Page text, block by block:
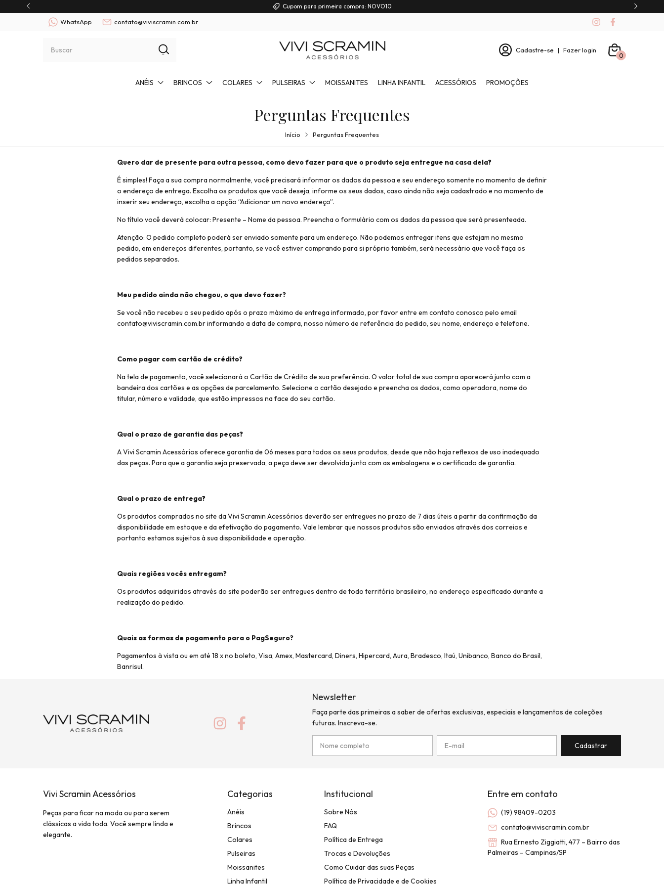
Cupom para primeira compra: NOVO10
WhatsApp contato@viviscramin.com.br
Cadastre-se | Fazer login
0
ANÉIS BRINCOS COLARES PULSEIRAS MOISSANITES LINHA INFANTIL ACESSÓRIOS PROMOÇÕES
Perguntas Frequentes
Início Perguntas Frequentes
Quero dar de presente para outra pessoa, como devo fazer para que o produto seja entregue na casa dela?
É simples! Faça a sua compra normalmente, você precisará informar os dados da pessoa e seu endereço somente no momento de definir
o endereço de entrega. Escolha os produtos que você deseja, informe os seus dados, caso ainda não seja cadastrado e no momento de
inserir seu endereço, escolha a opção “Adicionar um novo endereço”.
No título você deverá colocar: Presente – Nome da pessoa. Preencha o formulário com os dados da pessoa que será presenteada.
Atenção: O pedido completo poderá ser enviado somente para um endereço. Não podemos entregar itens que estejam no mesmo
pedido, em endereços diferentes, portanto, se você estiver comprando para si próprio também, será necessário que você faça os
pedidos separados.
Meu pedido ainda não chegou, o que devo fazer?
Se você não recebeu o seu pedido após o prazo máximo de entrega informado, por favor entre em contato conosco pelo email
contato@viviscramin.com.brinformando a data de compra, nosso número de referência do pedido, seu nome, endereço e telefone.
Como pagar com cartão de crédito?
Na tela de pagamento, você selecionará o Cartão de Crédito de sua preferência. O valor total de sua compra aparecerá junto com a
bandeira dos cartões e as opções de parcelamento. Selecione o cartão desejado e preencha os dados, como operadora, nome do
titular, número e validade, que estão impressos na face do seu cartão.
Qual o prazo de garantia das peças?
A Vivi Scramin Acessórios oferece garantia de 06 meses para todos os seus produtos, desde que não haja reflexos de uso inadequado
das peças. Para que a garantia seja preservada, a peça deve ser devolvida junto com as embalagens e o certificado de garantia.
Qual o prazo de entrega?
Os produtos comprados no site da Vivi Scramin Acessórios deverão ser entregues no prazo de 7 dias úteis a partir da confirmação da
disponibilidade em estoque e da efetivação do pagamento. Vale lembrar que nossos produtos são enviados através dos correios e
portanto estamos sujeitos à sua disponibilidade e operação.
Quais regiões vocês entregam?
Os produtos adquiridos através do site poderão ser entregues dentro de todo território brasileiro, no endereço especificado durante a
realização do pedido.
Quais as formas de pagamento para o PagSeguro?
Pagamentos à vista ou em até 18 x no boleto, Visa, Amex, Mastercard, Diners, Hipercard, Aura, Bradesco, Itaú, Unibanco, Banco do Brasil,
Banrisul.
Newsletter
Faça parte das primeiras a saber de ofertas exclusivas, especiais e lançamentos de coleções
futuras. Inscreva-se.
Vivi Scramin Acessórios
Peças para ficar na moda ou para serem
clássicas a vida toda. Você sempre linda e
elegante.
Categorias
Anéis
Brincos
Colares
Pulseiras
Moissanites
Linha Infantil
Institucional
Sobre Nós
FAQ
Política de Entrega
Trocas e Devoluções
Como Cuidar das suas Peças
Política de Privacidade e de Cookies
Entre em contato
(19) 98409-0203
contato@viviscramin.com.br
Rua Ernesto Ziggiatti, 477 – Bairro das
Palmeiras – Campinas/SP